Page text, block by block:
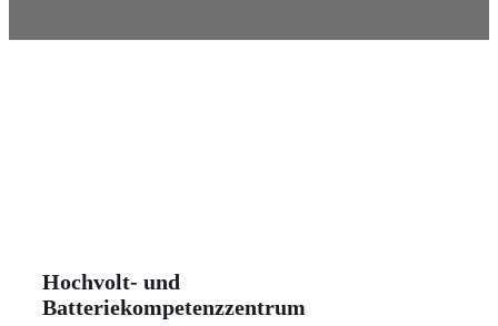
Hochvolt- und
Batteriekompetenzzentrum